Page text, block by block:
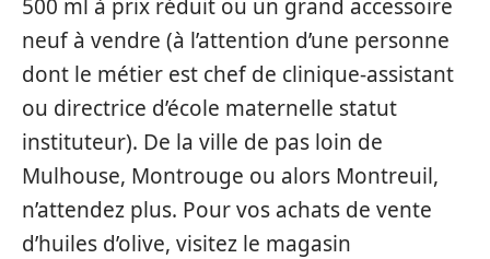
500 ml à prix réduit ou un grand accessoire
neuf à vendre (à l’attention d’une personne
dont le métier est chef de clinique-assistant
ou directrice d’école maternelle statut
instituteur). De la ville de pas loin de
Mulhouse, Montrouge ou alors Montreuil,
n’attendez plus. Pour vos achats de vente
d’huiles d’olive, visitez le magasin